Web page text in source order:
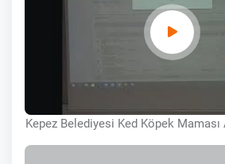
Kepez Belediyesi Ked Köpek Maması